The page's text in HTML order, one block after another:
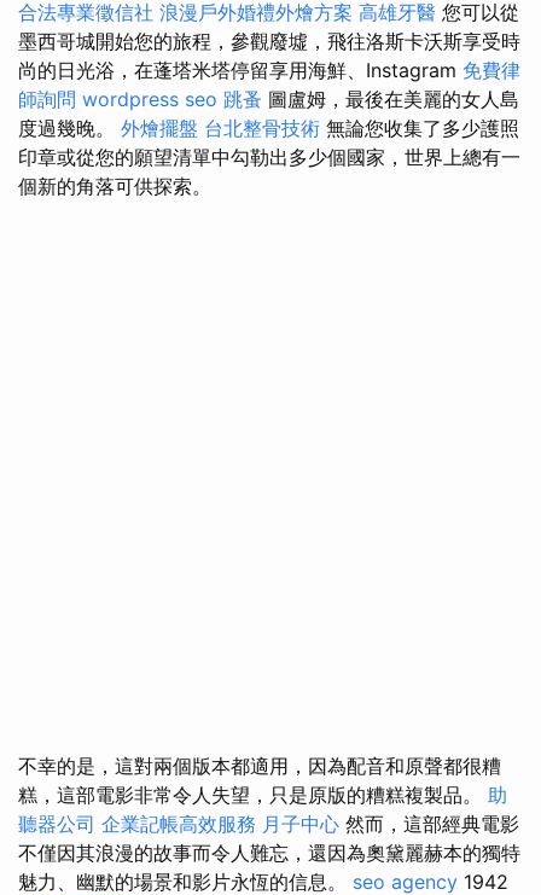
合法專業徵信社 浪漫戶外婚禮外燴方案 高雄牙醫 您可以從
墨西哥城開始您的旅程，參觀廢墟，飛往洛斯卡沃斯享受時
尚的日光浴，在蓬塔米塔停留享用海鮮、Instagram 免費律
師詢問 wordpress seo 跳蚤 圖盧姆，最後在美麗的女人島
度過幾晚。 外燴擺盤 台北整骨技術 無論您收集了多少護照
印章或從您的願望清單中勾勒出多少個國家，世界上總有一
個新的角落可供探索。
不幸的是，這對兩個版本都適用，因為配音和原聲都很糟
糕，這部電影非常令人失望，只是原版的糟糕複製品。 助
聽器公司 企業記帳高效服務 月子中心 然而，這部經典電影
不僅因其浪漫的故事而令人難忘，還因為奧黛麗赫本的獨特
魅力、幽默的場景和影片永恆的信息。 seo agency 1942